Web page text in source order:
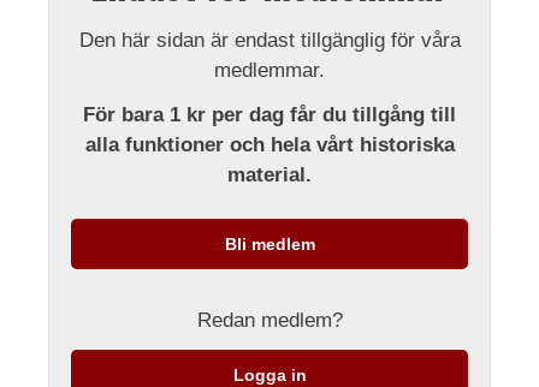
Den här sidan är endast tillgänglig för våra
medlemmar.
För bara 1 kr per dag får du tillgång till
alla funktioner och hela vårt historiska
material.
Bli medlem
Redan medlem?
Logga in